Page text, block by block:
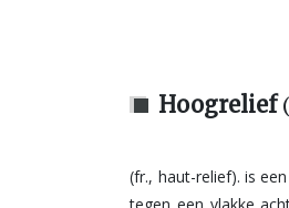
Hoogrelief
(fr., haut-relief). is een vorm van sculptuur, waarbij de figuren
houdt tussen relief en vrijstaande sculptuur, dus relief van